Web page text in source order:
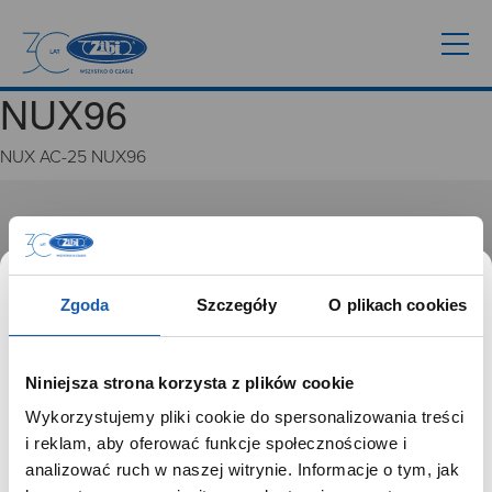
Zgoda Szczegóły O plikach cookies
Niniejsza strona korzysta z plików cookie
Wykorzystujemy pliki cookie do spersonalizowania treści
i reklam, aby oferować funkcje społecznościowe i
analizować ruch w naszej witrynie. Informacje o tym, jak
NUX96
NUX AC-25 NUX96
GRUPA ZIBI
Historia
Misja, wizja i wartości Grupy Zibi
Ważne daty
Zgoda na ciasteczka
PRODUKTY
Zegarki
SZANOWNY UŻYTKOWNIKU,
SZANOWNA UŻYTKOWNICZKO